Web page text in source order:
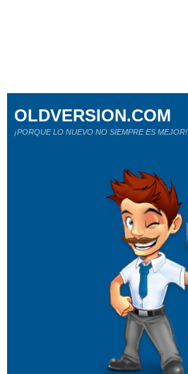
OLDVERSION.COM
¡PORQUE LO NUEVO NO SIEMPRE ES MEJOR!